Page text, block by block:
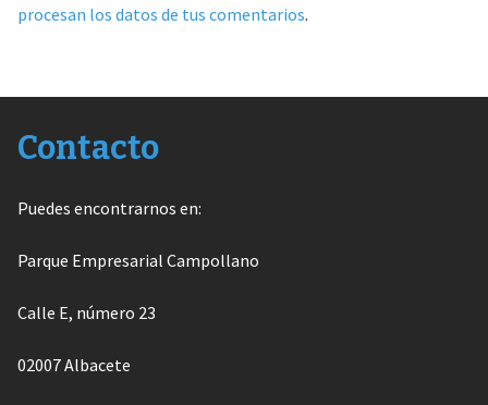
procesan los datos de tus comentarios.
Contacto
Puedes encontrarnos en:
Parque Empresarial Campollano
Calle E, número 23
02007 Albacete